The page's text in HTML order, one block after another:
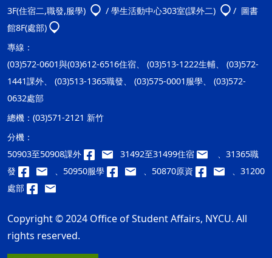
3F(住宿二,職發,服學)
/ 學生活動中心303室(課外二)
/ 圖書
館8F(處部)
專線：
(03)572-0601與(03)612-6516住宿、 (03)513-1222生輔、 (03)572-
1441課外、 (03)513-1365職發、 (03)575-0001服學、 (03)572-
0632處部
總機： (03)571-2121 新竹
分機：
50903至50908課外
31492至31499住宿
、31365職
發
、50950服學 、50870原資
、31200
處部
Copyright © 2024 Office of Student Affairs, NYCU. All
rights reserved.